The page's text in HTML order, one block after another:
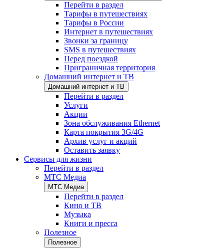
Перейти в раздел
Тарифы в путешествиях
Тарифы в России
Интернет в путешествиях
Звонки за границу
SMS в путешествиях
Перед поездкой
Приграничная территория
Домашний интернет и ТВ
Домашний интернет и ТВ
Перейти в раздел
Услуги
Акции
Зона обслуживания Ethernet
Карта покрытия 3G/4G
Архив услуг и акций
Оставить заявку
Сервисы для жизни
Перейти в раздел
МТС Медиа
МТС Медиа
Перейти в раздел
Кино и ТВ
Музыка
Книги и пресса
Полезное
Полезное